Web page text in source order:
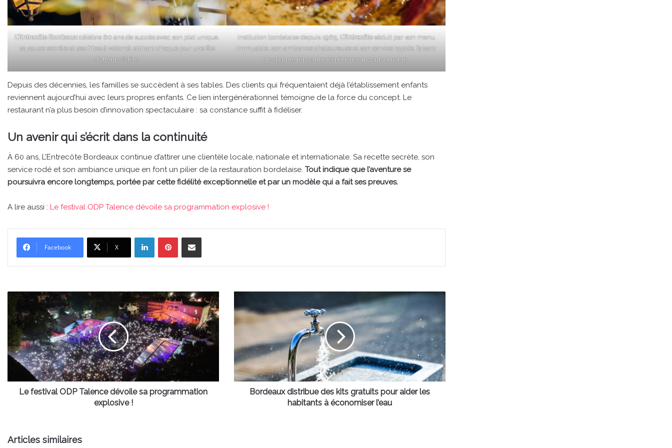
L’Entrecôte Bordeauxcélèbre 60 ans de succès avec son plat unique,
sa sauce secrète et ses frites à volonté, attirant chaque jour une file
d’attente fidèle.
Institution bordelaise depuis 1965, L’Entrecôteséduit par son menu
immuable, son ambiance chaleureuse et son service rapide, faisant
de chaque repas une expérience incontournable.
Depuis des décennies, les familles se succèdent à ses tables. Des clients qui fréquentaient déjà l’établissement enfants
reviennent aujourd’hui avec leurs propres enfants. Ce lien intergénérationnel témoigne de la force du concept. Le
restaurant n’a plus besoin d’innovation spectaculaire : sa constance suffit à fidéliser.
Un avenir qui s’écrit dans la continuité
À 60 ans, L’Entrecôte Bordeaux continue d’attirer une clientèle locale, nationale et internationale. Sa recette secrète, son
service rodé et son ambiance unique en font un pilier de la restauration bordelaise. Tout indique que l’aventure se
poursuivra encore longtemps, portée par cette fidélité exceptionnelle et par un modèle qui a fait ses preuves.
A lire aussi : Le festival ODP Talence dévoile sa programmation explosive !
Facebook X
LinkedinPinterestPartager par email
festival
ODP
Talence
dévoile
sa
programmation
explosive
!
Le festival ODP Talence dévoile sa programmation
explosive !
distribue
des
kits
pour
aider
les
habitants
Bordeaux distribue des kits gratuits pour aider les
habitants à économiser l’eau
Articles similaires